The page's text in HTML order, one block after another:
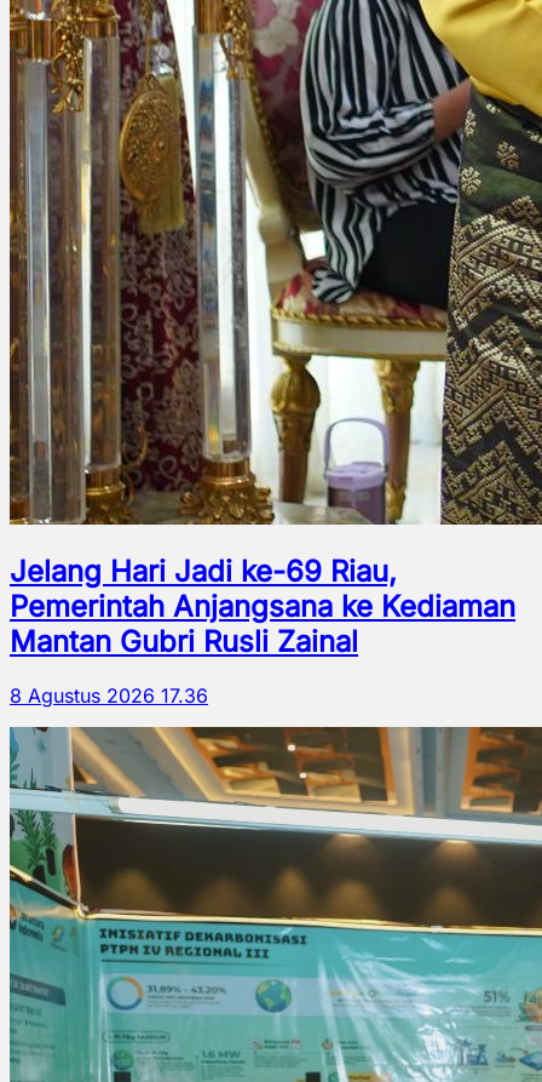
Jelang Hari Jadi ke-69 Riau,
Pemerintah Anjangsana ke Kediaman
Mantan Gubri Rusli Zainal
8 Agustus 2026 17.36